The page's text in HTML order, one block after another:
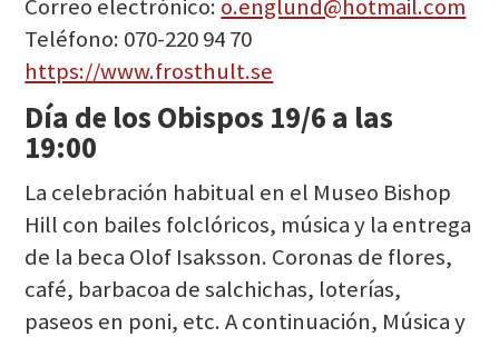
Correo electrónico: o.englund@hotmail.com
Teléfono: 070-220 94 70
https://www.frosthult.se
Día de los Obispos 19/6 a las
19:00
La celebración habitual en el Museo Bishop
Hill con bailes folclóricos, música y la entrega
de la beca Olof Isaksson. Coronas de flores,
café, barbacoa de salchichas, loterías,
paseos en poni, etc. A continuación, Música y